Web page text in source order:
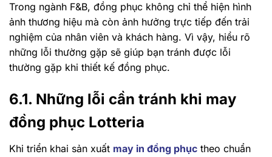
Trong ngành F&B, đồng phục không chỉ thể hiện hình
ảnh thương hiệu mà còn ảnh hưởng trực tiếp đến trải
nghiệm của nhân viên và khách hàng. Vì vậy, hiểu rõ
những lỗi thường gặp sẽ giúp bạn tránh được lỗi
thường gặp khi thiết kế đồng phục.
6.1. Những lỗi cần tránh khi may
đồng phục Lotteria
Khi triển khai sản xuất may in đồng phục theo chuẩn